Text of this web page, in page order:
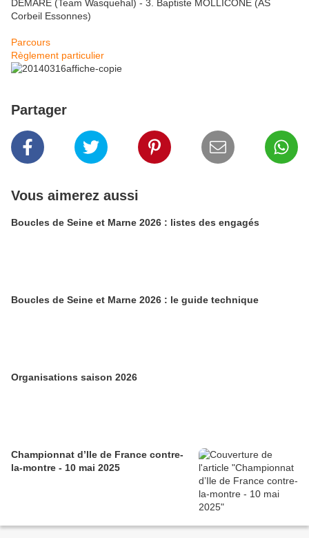
DEMARE (Team Wasquehal) - 3. Baptiste MOLLICONE (AS
Corbeil Essonnes)
Parcours
Règlement particulier
Partager
Vous aimerez aussi
Boucles de Seine et Marne 2026 : listes des engagés
Boucles de Seine et Marne 2026 : le guide technique
Organisations saison 2026
Championnat d’Ile de France contre-
la-montre - 10 mai 2025